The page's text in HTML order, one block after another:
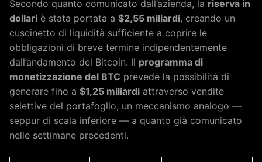
Secondo quanto comunicato dall’azienda, la riserva in
dollari è stata portata a $2,55 miliardi, creando un
cuscinetto di liquidità sufficiente a coprire le
obbligazioni di breve termine indipendentemente
dall’andamento del Bitcoin. Il programma di
monetizzazione del BTC prevede la possibilità di
generare fino a $1,25 miliardi attraverso vendite
selettive del portafoglio, un meccanismo analogo —
seppur di scala inferiore — a quanto già comunicato
nelle settimane precedenti.